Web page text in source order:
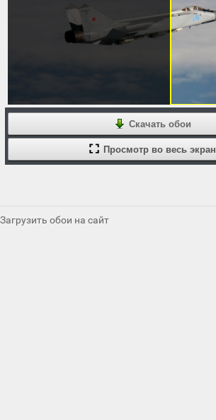
Скачать обои
Просмотр во весь экран
Загрузить обои на сайт